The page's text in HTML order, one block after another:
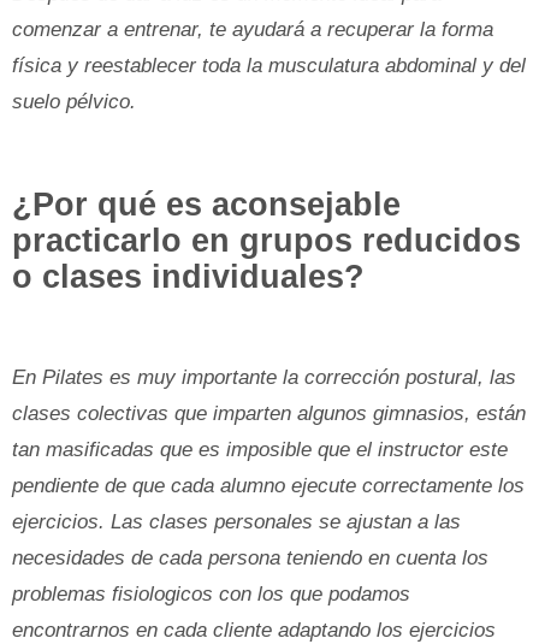
comenzar a entrenar, te ayudará a recuperar la forma
física y reestablecer toda la musculatura abdominal y del
suelo pélvico.
¿Por qué es aconsejable
practicarlo en grupos reducidos
o clases individuales?
En Pilates es muy importante la corrección postural, las
clases colectivas que imparten algunos gimnasios, están
tan masificadas que es imposible que el instructor este
pendiente de que cada alumno ejecute correctamente los
ejercicios. Las clases personales se ajustan a las
necesidades de cada persona teniendo en cuenta los
problemas fisiologicos con los que podamos
encontrarnos en cada cliente adaptando los ejercicios